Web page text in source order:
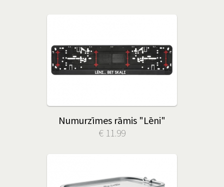
Numurzīmes rāmis "Lēni"
€ 11.99